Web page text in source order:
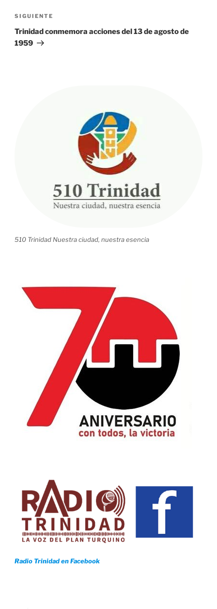
Siguiente
entrada
SIGUIENTE
Trinidad conmemora acciones del 13 de agosto de
1959
510 Trinidad Nuestra ciudad, nuestra esencia
Radio Trinidad en Facebook